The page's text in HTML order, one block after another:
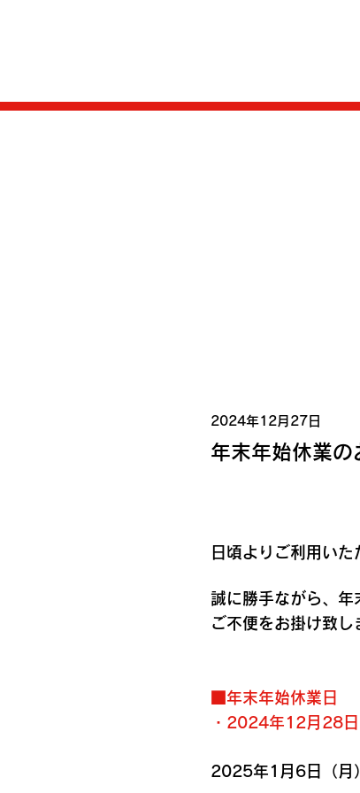
2024年12月27日
年末年始休業の
日頃よりご利用いた
誠に勝手ながら、年
ご不便をお掛け致し
■年末年始休業日
・2024年12月28
2025年1月6日（月